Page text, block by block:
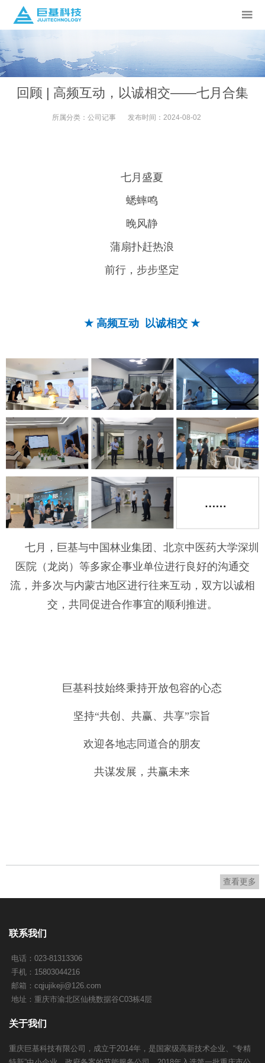
回顾 | 高频互动，以诚相交——七月合集
所属分类： 公司记事 发布时间： 2024-08-02
七月盛夏
蟋蟀鸣
晚风静
蒲扇扑赶热浪
前行，步步坚定
★ 高频互动 以诚相交 ★
七月，巨基与中国林业集团、北京中医药大学深圳
医院（龙岗）等多家企事业单位进行良好的沟通交
流，并多次与内蒙古地区进行往来互动，双方以诚相
交，共同促进合作事宜的顺利推进。
巨基科技始终秉持开放包容的心态
坚持“共创、共赢、共享”宗旨
欢迎各地志同道合的朋友
共谋发展，共赢未来
查看更多
联系我们
电话：023-81313306
手机：15803044216
邮箱： cqjujikeji@126.com
地址：重庆市渝北区仙桃数据谷C03栋4层
关于我们
重庆巨基科技有限公司，成立于2014年，是国家级高新技术企业、“专精